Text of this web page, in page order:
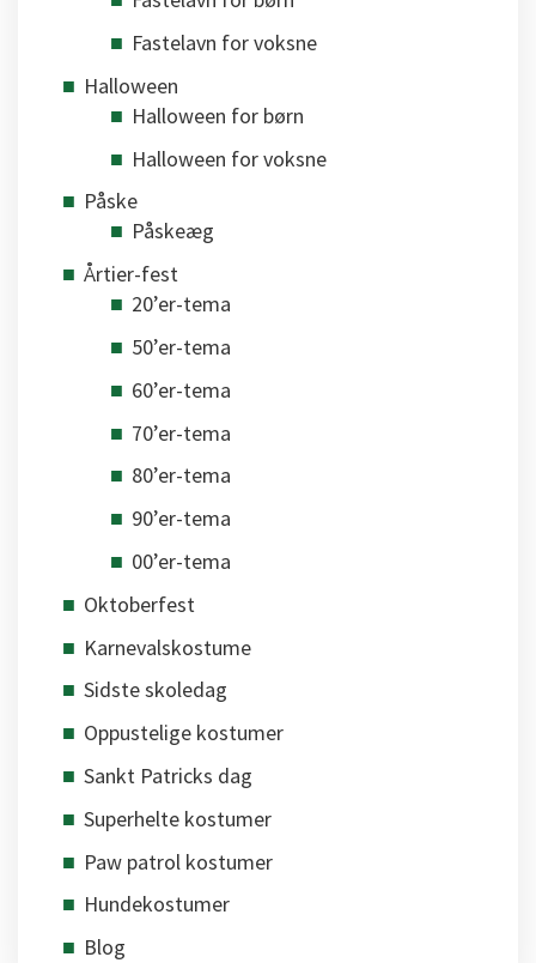
Fastelavn for voksne
Halloween
Halloween for børn
Halloween for voksne
Påske
Påskeæg
Årtier-fest
20’er-tema
50’er-tema
60’er-tema
70’er-tema
80’er-tema
90’er-tema
00’er-tema
Oktoberfest
Karnevalskostume
Sidste skoledag
Oppustelige kostumer
Sankt Patricks dag
Superhelte kostumer
Paw patrol kostumer
Hundekostumer
Blog